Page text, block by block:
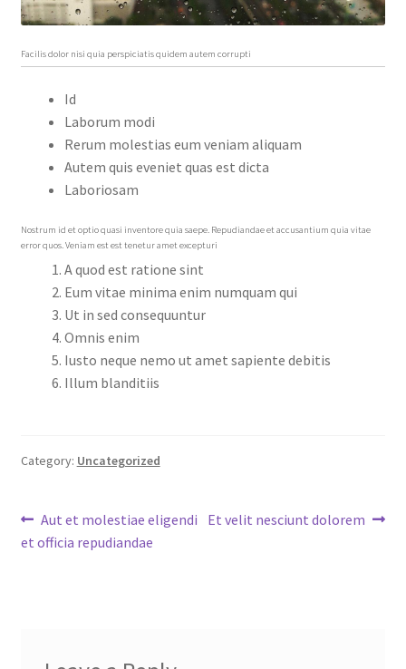
Facilis dolor nisi quia perspiciatis quidem autem corrupti
Id
Laborum modi
Rerum molestias eum veniam aliquam
Autem quis eveniet quas est dicta
Laboriosam
Nostrum id et optio quasi inventore quia saepe. Repudiandae et accusantium quia vitae
error quos. Veniam est est tenetur amet excepturi
A quod est ratione sint
Eum vitae minima enim numquam qui
Ut in sed consequuntur
Omnis enim
Iusto neque nemo ut amet sapiente debitis
Illum blanditiis
Category: Uncategorized
Post
navigation
Previous
post:
Aut et molestiae eligendi
et officia repudiandae
Next
Et velit nesciunt dolorem